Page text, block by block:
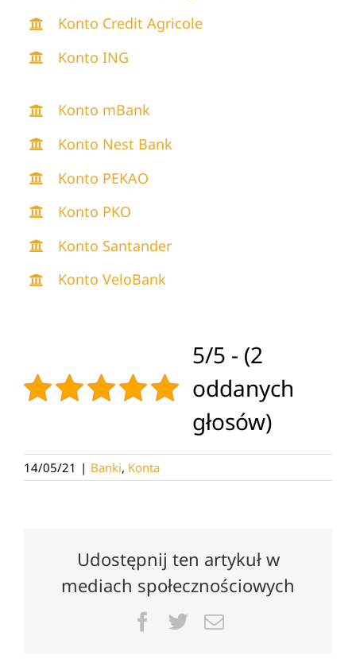
Konto Credit Agricole
Konto ING
Konto mBank
Konto Nest Bank
Konto PEKAO
Konto PKO
Konto Santander
Konto VeloBank
5/5 - (2
oddanych
głosów)
14/05/21 | Banki, Konta
Udostępnij ten artykuł w
mediach społecznościowych
Facebook
TwitterEmail